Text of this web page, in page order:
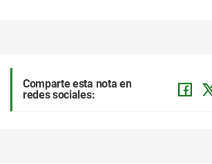
Comparte esta nota en
redes sociales: